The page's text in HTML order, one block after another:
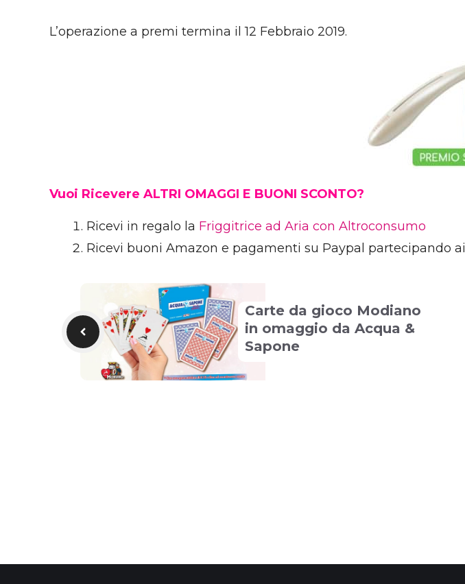
L’operazione a premi termina il 12 Febbraio 2019.
Vuoi Ricevere ALTRI OMAGGI E BUONI SCONTO?
Ricevi in regalo la Friggitrice ad Aria con Altroconsumo
Ricevi buoni Amazon e pagamenti su Paypal partecipando ai
Carte da gioco Modiano
in omaggio da Acqua &
Sapone